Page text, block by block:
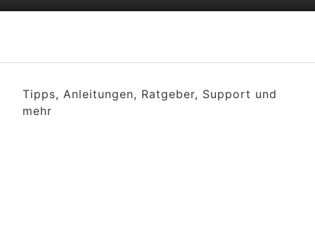
Tipps, Anleitungen, Ratgeber, Support und
mehr